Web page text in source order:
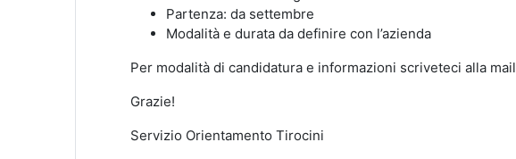
Partenza: da settembre
Modalità e durata da definire con l’azienda
Per modalità di candidatura e informazioni scriveteci alla mail
Grazie!
Servizio Orientamento Tirocini